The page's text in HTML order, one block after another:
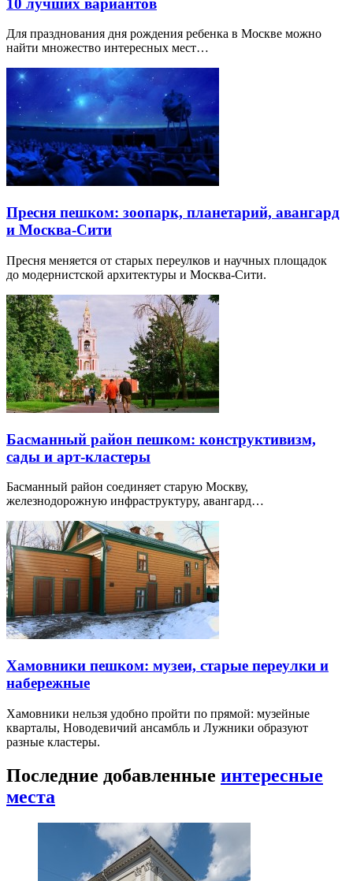
Для празднования дня рождения ребенка в Москве можно
найти множество интересных мест…
Пресня пешком: зоопарк, планетарий, авангард
и Москва-Сити
Пресня меняется от старых переулков и научных площадок
до модернистской архитектуры и Москва-Сити.
Басманный район пешком: конструктивизм,
сады и арт-кластеры
Басманный район соединяет старую Москву,
железнодорожную инфраструктуру, авангард…
Хамовники пешком: музеи, старые переулки и
набережные
Хамовники нельзя удобно пройти по прямой: музейные
кварталы, Новодевичий ансамбль и Лужники образуют
разные кластеры.
Последние добавленные интересные
места